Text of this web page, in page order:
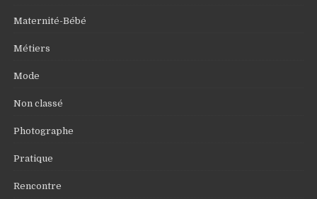
Maternité-Bébé
Métiers
Mode
Non classé
Photographe
Pratique
Rencontre